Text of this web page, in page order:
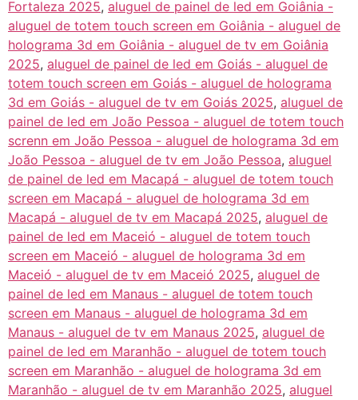
Fortaleza 2025, aluguel de painel de led em Goiânia -
aluguel de totem touch screen em Goiânia - aluguel de
holograma 3d em Goiânia - aluguel de tv em Goiânia
2025, aluguel de painel de led em Goiás - aluguel de
totem touch screen em Goiás - aluguel de holograma
3d em Goiás - aluguel de tv em Goiás 2025, aluguel de
painel de led em João Pessoa - aluguel de totem touch
screnn em João Pessoa - aluguel de holograma 3d em
João Pessoa - aluguel de tv em João Pessoa, aluguel
de painel de led em Macapá - aluguel de totem touch
screen em Macapá - aluguel de holograma 3d em
Macapá - aluguel de tv em Macapá 2025, aluguel de
painel de led em Maceió - aluguel de totem touch
screen em Maceió - aluguel de holograma 3d em
Maceió - aluguel de tv em Maceió 2025, aluguel de
painel de led em Manaus - aluguel de totem touch
screen em Manaus - aluguel de holograma 3d em
Manaus - aluguel de tv em Manaus 2025, aluguel de
painel de led em Maranhão - aluguel de totem touch
screen em Maranhão - aluguel de holograma 3d em
Maranhão - aluguel de tv em Maranhão 2025, aluguel